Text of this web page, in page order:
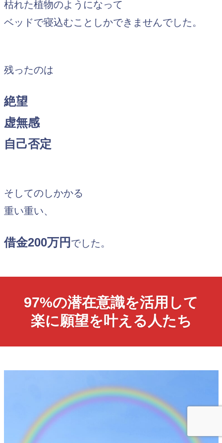
枯れた植物のようになって
ベッドで寝込むことしかできませんでした。
残ったのは
絶望
虚無感
自己否定
そしてのしかかる
重い重い、
借金200万円 でした。
97%の潜在意識を活用して
楽に願望を叶える人たち